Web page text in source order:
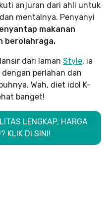
anjuran dari ahli untuk
mentalnya. Penyanyi
makanan
berolahraga.
dari laman Style, ia
perlahan dan
Wah, diet idol K-
banget!
LENGKAP, HARGA
KLIK DI SINI!